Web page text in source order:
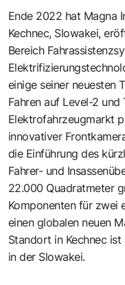
Ende 2022 hat Magna
Kechnec, Slowakei,
Bereich
einige seiner neuesten
Fahren auf Level-2
Elektrofahrzeugmarkt
innovativer
die Einführung des
Fahrer- und
22.000 Quadratmeter
Komponenten für zwei
einen globalen neuen
Standort in Kechnec
in der Slowakei.